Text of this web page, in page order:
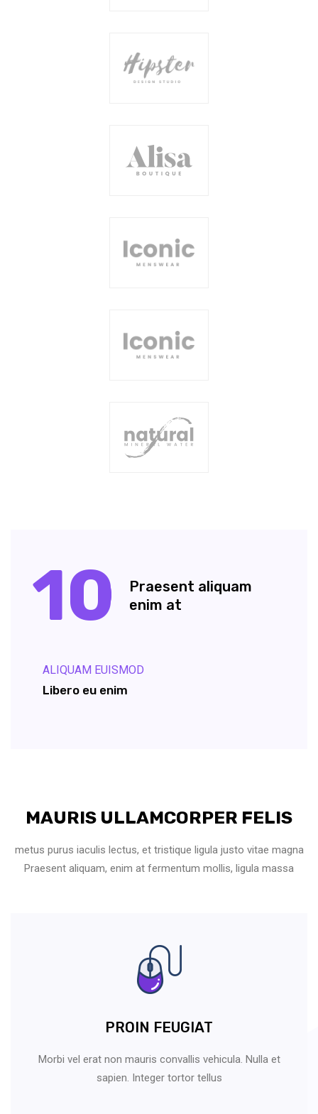
10
Praesent aliquam
enim at
ALIQUAM EUISMOD
Libero eu enim
MAURIS ULLAMCORPER FELIS
metus purus iaculis lectus, et tristique ligula justo vitae magna
Praesent aliquam, enim at fermentum mollis, ligula massa
PROIN FEUGIAT
Morbi vel erat non mauris convallis vehicula. Nulla et
sapien. Integer tortor tellus